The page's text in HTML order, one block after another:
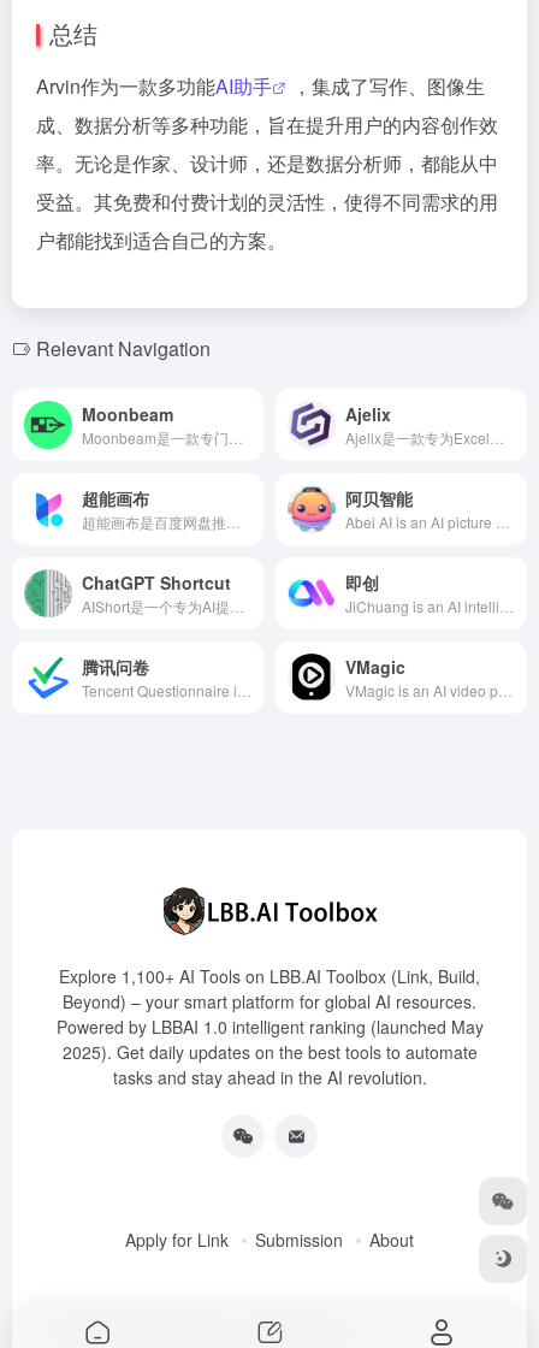
总结
Arvin作为一款多功能AI助手
，集成了写作、图像生
成、数据分析等多种功能，旨在提升用户的内容创作效
率。无论是作家、设计师，还是数据分析师，都能从中
受益。其免费和付费计划的灵活性，使得不同需求的用
户都能找到适合自己的方案。
Relevant Navigation
Moonbeam Ajelix
超能画布 阿贝智能
ChatGPT Shortcut 即创
腾讯问卷 VMagic
Explore 1,100+ AI Tools on LBB.AI Toolbox (Link, Build,
Beyond) – your smart platform for global AI resources.
Powered by LBBAI 1.0 intelligent ranking (launched May
2025). Get daily updates on the best tools to automate
tasks and stay ahead in the AI revolution.
Apply for Link Submission About
Copyright © 2025 LBB.AI (Link, Build, Beyond)